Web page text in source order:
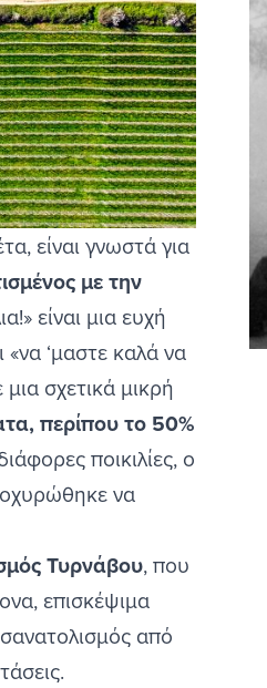
είναι γνωστά για
με την
είναι μια ευχή
‘μαστε καλά να
σχετικά μικρή
περίπου το 50%
ποικιλίες, ο
να
Τυρνάβου, που
επισκέψιμα
από